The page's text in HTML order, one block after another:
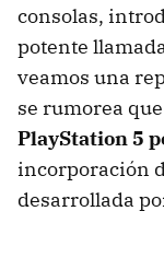
consolas,
potente
veamos una
se rumorea que
PlayStation 5
incorporación
desarrollada